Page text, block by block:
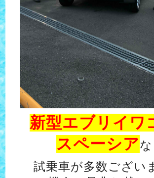
新型エブリイワ
スペーシア
試乗車が多数ござい